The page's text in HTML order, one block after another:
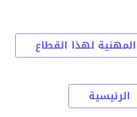
لهذا القطاع
الرئيسية